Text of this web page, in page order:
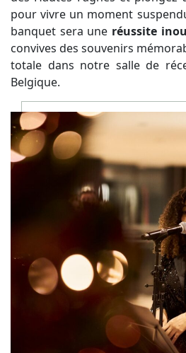
pour vivre un moment
banquet sera une réussite
convives des souvenirs
totale dans notre salle de
Belgique.